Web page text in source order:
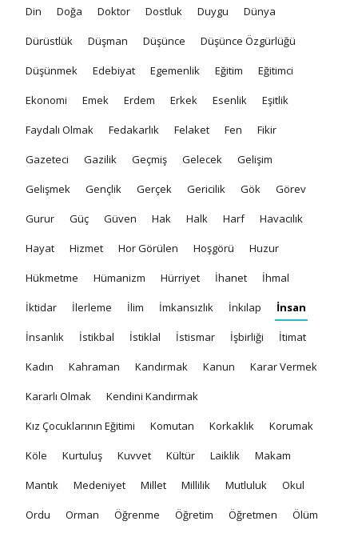
Din Doğa Doktor Dostluk Duygu Dünya
Dürüstlük Düşman Düşünce Düşünce Özgürlüğü
Düşünmek Edebiyat Egemenlik Eğitim Eğitimci
Ekonomi Emek Erdem Erkek Esenlik Eşitlik
Faydalı Olmak Fedakarlık Felaket Fen Fikir
Gazeteci Gazilik Geçmiş Gelecek Gelişim
Gelişmek Gençlik Gerçek Gericilik Gök Görev
Gurur Güç Güven Hak Halk Harf Havacılık
Hayat Hizmet Hor Görülen Hoşgörü Huzur
Hükmetme Hümanizm Hürriyet İhanet İhmal
İktidar İlerleme İlim İmkansızlık İnkılap İnsan
İnsanlık İstikbal İstiklal İstismar İşbirliği İtimat
Kadın Kahraman Kandırmak Kanun Karar Vermek
Kararlı Olmak Kendini Kandırmak
Kız Çocuklarının Eğitimi Komutan Korkaklık Korumak
Köle Kurtuluş Kuvvet Kültür Laiklik Makam
Mantık Medeniyet Millet Millilik Mutluluk Okul
Ordu Orman Öğrenme Öğretim Öğretmen Ölüm